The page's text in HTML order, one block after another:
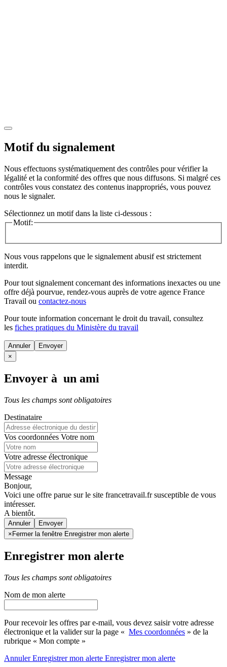
Motif du signalement
Nous effectuons systématiquement des contrôles pour vérifier la
légalité et la conformité des offres que nous diffusons. Si malgré ces
contrôles vous constatez des contenus inappropriés, vous pouvez
nous le signaler.
Sélectionnez un motif dans la liste ci-dessous :
Motif:
Nous vous rappelons que le signalement abusif est strictement
interdit.
Pour tout signalement concernant des informations inexactes ou une
offre déjà pourvue, rendez-vous auprès de votre agence France
Travail ou contactez-nous
Pour toute information concernant le droit du travail, consultez
les fiches pratiques du Ministère du travail
Annuler
×
Envoyer à un ami
Tous les champs sont obligatoires
Destinataire
Vos coordonnées Votre nom
Votre adresse électronique
Message
Bonjour,
Voici une offre parue sur le site francetravail.fr susceptible de vous
intéresser.
A bientôt.
Annuler
× Fermer la fenêtre Enregistrer mon alerte
Enregistrer mon alerte
Tous les champs sont obligatoires
Nom de mon alerte
Pour recevoir les offres par e-mail, vous devez saisir votre adresse
électronique et la valider sur la page « Mes coordonnées » de la
rubrique « Mon compte »
AnnulerEnregistrer mon alerte Enregistrermon alerte